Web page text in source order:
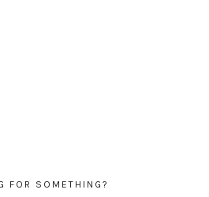
FOR SOMETHING?